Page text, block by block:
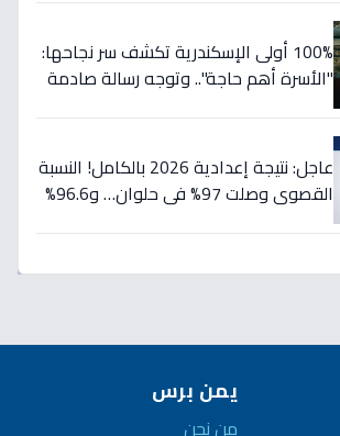
100% أولى الإسكندرية تكشف سر نجاحها:
"الأسرة أهم حاجة".. وتوجه رسالة صادمة
عاجل: نتيجة إعدادية 2026 بالكامل! النسبة
القصوى وصلت 97% في حلوان… و96.6%
يمن برس
من نحن